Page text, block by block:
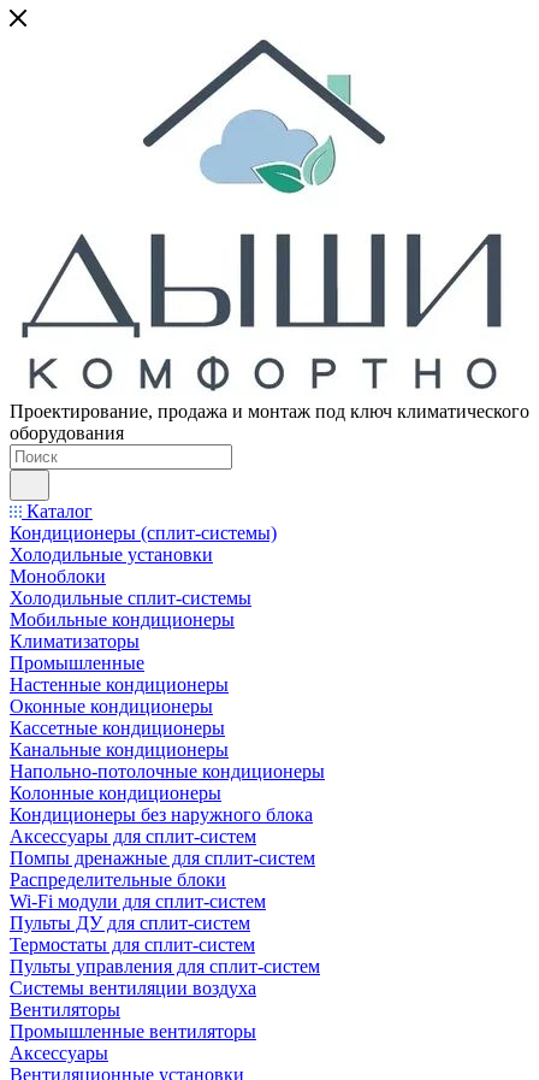
Проектирование, продажа и монтаж под ключ климатического
оборудования
Каталог
Кондиционеры (сплит-системы)
Холодильные установки
Моноблоки
Холодильные сплит-системы
Мобильные кондиционеры
Климатизаторы
Промышленные
Настенные кондиционеры
Оконные кондиционеры
Кассетные кондиционеры
Канальные кондиционеры
Напольно-потолочные кондиционеры
Колонные кондиционеры
Кондиционеры без наружного блока
Аксессуары для сплит-систем
Помпы дренажные для сплит-систем
Распределительные блоки
Wi-Fi модули для сплит-систем
Пульты ДУ для сплит-систем
Термостаты для сплит-систем
Пульты управления для сплит-систем
Системы вентиляции воздуха
Вентиляторы
Промышленные вентиляторы
Аксессуары
Вентиляционные установки